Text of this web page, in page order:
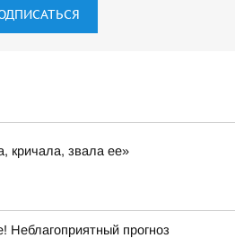
кричала, звала ее»
Неблагоприятный прогноз